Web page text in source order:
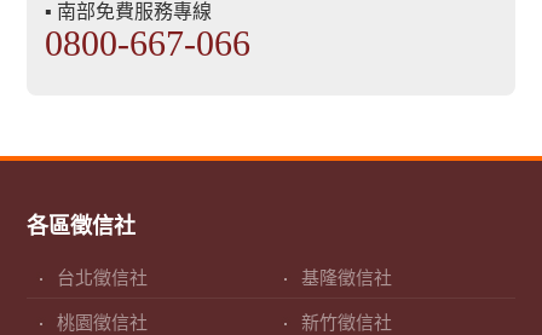
▪ 南部免費服務專線
0800-667-066
各區徵信社
台北徵信社 基隆徵信社
桃園徵信社 新竹徵信社